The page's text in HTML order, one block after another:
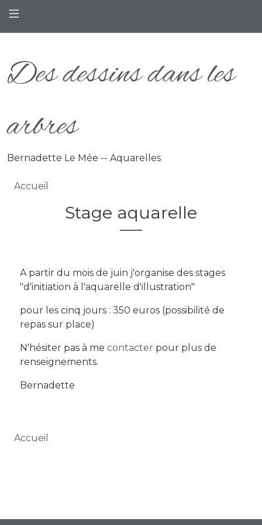
Des dessins dans les
arbres
Bernadette Le Mée -- Aquarelles
Fil d'Ariane
Accueil
Stage aquarelle
A partir du mois de juin j'organise des stages
"d'initiation à l'aquarelle d'illustration"
pour les cinq jours : 350 euros (possibilité de
repas sur place)
N'hésiter pas à me contacter pour plus de
renseignements.
Bernadette
Fil d'Ariane
Accueil